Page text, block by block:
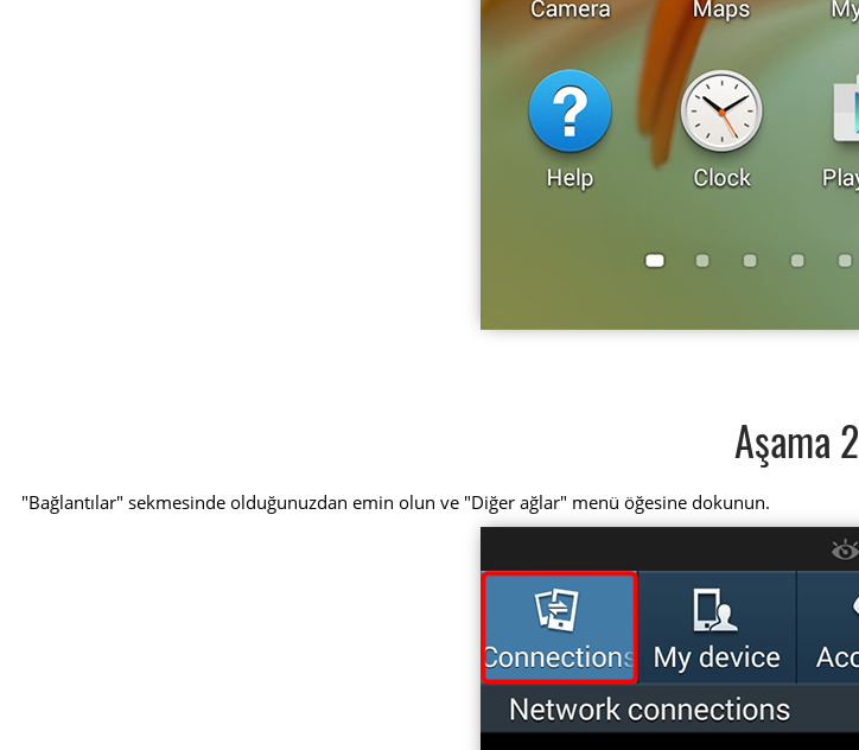
Aşama 2
"Bağlantılar" sekmesinde olduğunuzdan emin olun ve "Diğer ağlar" menü öğesine dokunun.